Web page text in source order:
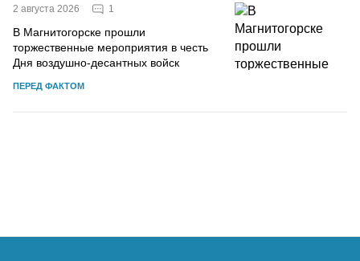
2 августа 2026 1
В Магнитогорске прошли
торжественные мероприятия в честь
Дня воздушно-десантных войск
ПЕРЕД ФАКТОМ